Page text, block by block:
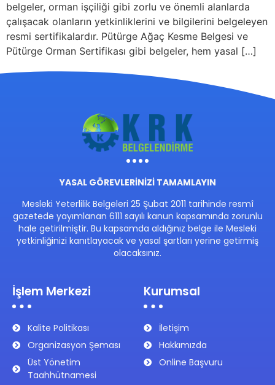
belgeler, orman işçiliği gibi zorlu ve önemli alanlarda
çalışacak olanların yetkinliklerini ve bilgilerini belgeleyen
resmi sertifikalardır. Pütürge Ağaç Kesme Belgesi ve
Pütürge Orman Sertifikası gibi belgeler, hem yasal […]
YASAL GÖREVLERİNİZİ TAMAMLAYIN
Mesleki Yeterlilik Belgeleri 25 Şubat 2011 tarihinde resmî
gazetede yayımlanan 6111 sayılı kanun kapsamında zorunlu
hale getirilmiştir. Bu kapsamda aldığınız belge ile Mesleki
yetkinliğinizi kanıtlayacak ve yasal şartları yerine getirmiş
olacaksınız.
İşlem Merkezi
Kalite Politikası
Organizasyon Şeması
Üst Yönetim
Taahhütnamesi
Kurumsal
İletişim
Hakkımızda
Online Başvuru